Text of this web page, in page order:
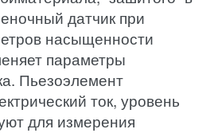
датчик при
насыщенности
параметры
Пьезоэлемент
ток, уровень
для измерения